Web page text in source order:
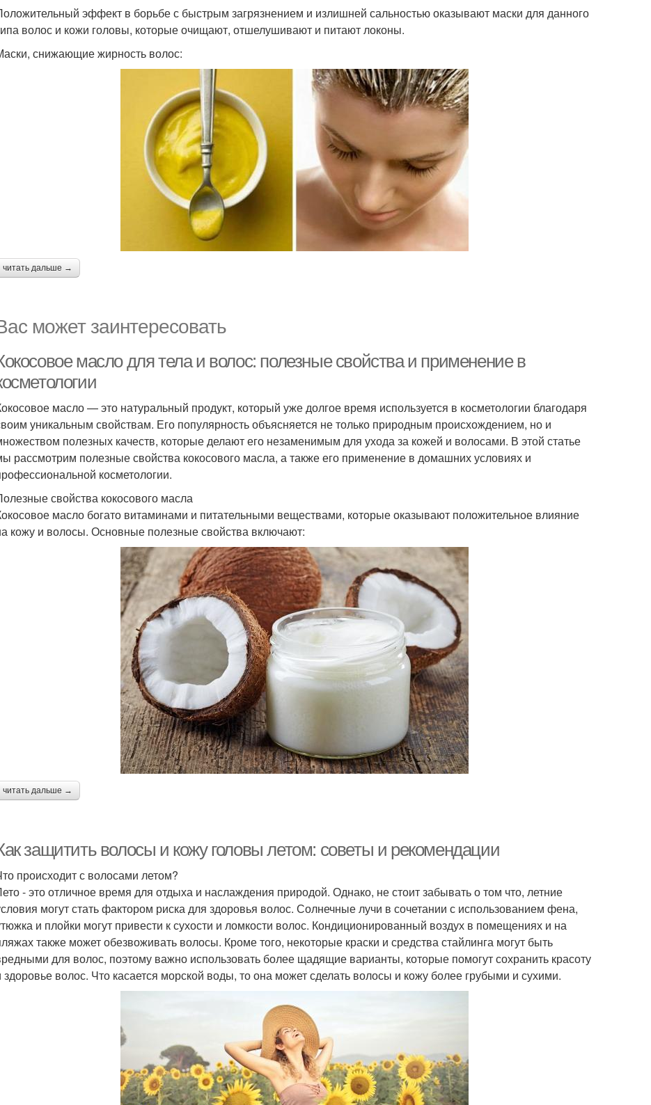
эффект в борьбе с быстрым загрязнением и излишней сальностью оказывают маски для данного
волос и кожи головы, которые очищают, отшелушивают и питают локоны.
снижающие жирность волос:
читать дальше →
может заинтересовать
масло для тела и волос: полезные свойства и применение в
масло — это натуральный продукт, который уже долгое время используется в косметологии благодаря
уникальным свойствам. Его популярность объясняется не только природным происхождением, но и
полезных качеств, которые делают его незаменимым для ухода за кожей и волосами. В этой статье
рассмотрим полезные свойства кокосового масла, а также его применение в домашних условиях и
косметологии.
свойства кокосового масла
масло богато витаминами и питательными веществами, которые оказывают положительное влияние
кожу и волосы. Основные полезные свойства включают:
читать дальше →
защитить волосы и кожу головы летом: советы и рекомендации
происходит с волосами летом?
- это отличное время для отдыха и наслаждения природой. Однако, не стоит забывать о том что, летние
могут стать фактором риска для здоровья волос. Солнечные лучи в сочетании с использованием фена,
и плойки могут привести к сухости и ломкости волос. Кондиционированный воздух в помещениях и на
также может обезвоживать волосы. Кроме того, некоторые краски и средства стайлинга могут быть
для волос, поэтому важно использовать более щадящие варианты, которые помогут сохранить красоту
здоровье волос. Что касается морской воды, то она может сделать волосы и кожу более грубыми и сухими.